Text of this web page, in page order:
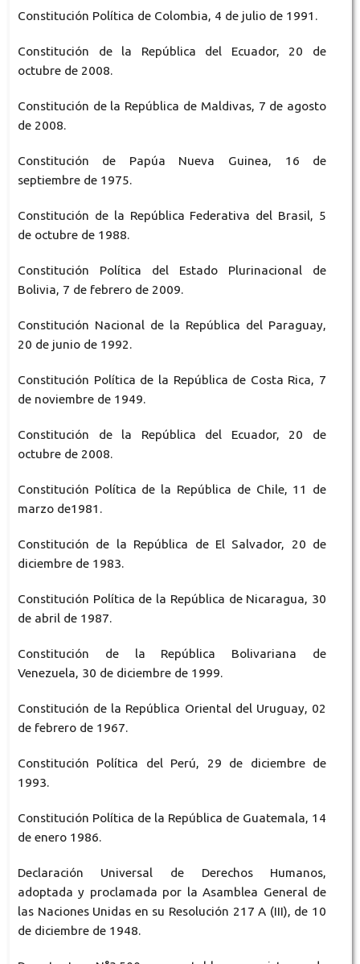
Constitución Política de Colombia, 4 de julio de 1991.
Constitución de la República del Ecuador, 20 de
octubre de 2008.
Constitución de la República de Maldivas, 7 de agosto
de 2008.
Constitución de Papúa Nueva Guinea, 16 de
septiembre de 1975.
Constitución de la República Federativa del Brasil, 5
de octubre de 1988.
Constitución Política del Estado Plurinacional de
Bolivia, 7 de febrero de 2009.
Constitución Nacional de la República del Paraguay,
20 de junio de 1992.
Constitución Política de la República de Costa Rica, 7
de noviembre de 1949.
Constitución de la República del Ecuador, 20 de
octubre de 2008.
Constitución Política de la República de Chile, 11 de
marzo de1981.
Constitución de la República de El Salvador, 20 de
diciembre de 1983.
Constitución Política de la República de Nicaragua, 30
de abril de 1987.
Constitución de la República Bolivariana de
Venezuela, 30 de diciembre de 1999.
Constitución de la República Oriental del Uruguay, 02
de febrero de 1967.
Constitución Política del Perú, 29 de diciembre de
1993.
Constitución Política de la República de Guatemala, 14
de enero 1986.
Declaración Universal de Derechos Humanos,
adoptada y proclamada por la Asamblea General de
las Naciones Unidas en su Resolución 217 A (III), de 10
de diciembre de 1948.